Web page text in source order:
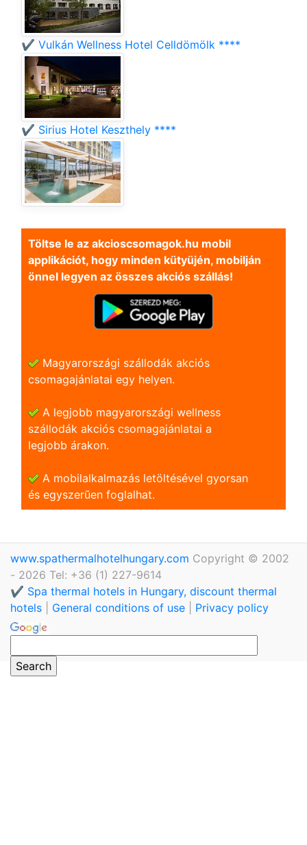
✔️ Vulkán Wellness Hotel Celldömölk ****
✔️ Sirius Hotel Keszthely ****
Töltse le az akcioscsomagok.hu mobil
applikációt, hogy minden kütyüjén, mobilján
önnel legyen az összes akciós szállás!
Magyarországi szállodák akciós
csomagajánlatai egy helyen.
A legjobb magyarországi wellness
szállodák akciós csomagajánlatai a
legjobb árakon.
A mobilalkalmazás letöltésével gyorsan
és egyszerũen foglalhat.
www.spathermalhotelhungary.com Copyright © 2002
- 2026 Tel: +36 (1) 227-9614
✔️ Spa thermal hotels in Hungary, discount thermal
hotels
General conditions of use Privacy policy